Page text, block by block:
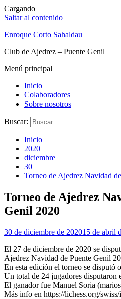
Cargando
Saltar al contenido
Enroque Corto Sahaldau
Club de Ajedrez – Puente Genil
Menú principal
Inicio
Colaboradores
Sobre nosotros
Buscar:
Inicio
2020
diciembre
30
Torneo de Ajedrez Navidad
Torneo de Ajedrez
Genil 2020
30 de diciembre de 202015 de abril
El 27 de diciembre de 2020 se
Ajedrez Navidad de Puente Genil
En esta edición el torneo se disputó
Un total de 24 jugadores disputaron
El ganador fue Manuel Soria
Más info en https://lichess.org/